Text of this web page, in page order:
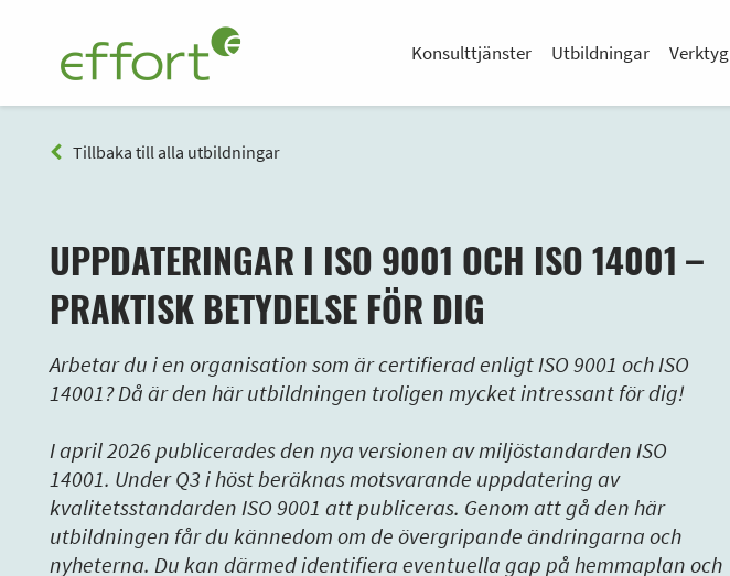
Konsulttjänster Utbildningar Verktyg
Tillbaka till alla utbildningar
UPPDATERINGAR I ISO 9001 OCH ISO 14001 –
PRAKTISK BETYDELSE FÖR DIG
Arbetar du i en organisation som är certifierad enligt ISO 9001 och ISO
14001? Då är den här utbildningen troligen mycket intressant för dig!
I april 2026 publicerades den nya versionen av miljöstandarden ISO
14001. Under Q3 i höst beräknas motsvarande uppdatering av
kvalitetsstandarden ISO 9001 att publiceras. Genom att gå den här
utbildningen får du kännedom om de övergripande ändringarna och
nyheterna. Du kan därmed identifiera eventuella gap på hemmaplan och